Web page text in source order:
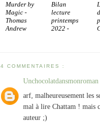
Murder by
Magic -
Thomas
Andrew
Bilan
lecture
printemps
2022 -
4 COMMENTAIRES :
Unchocolatdansmonroman
arf, malheureusement les
mal à lire Chattam ! mais
auteur ;)